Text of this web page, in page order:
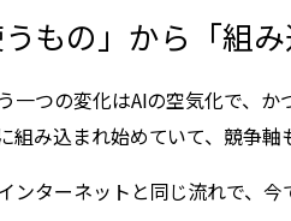
もの」から「組
一つの変化はAIの空気化で、
組み込まれ始めていて、競争
ンターネットと同じ流れで、